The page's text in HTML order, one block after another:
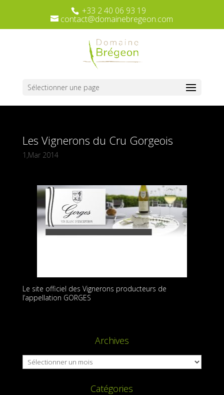
+33 2 40 06 93 19
contact@domainebregeon.com
Sélectionner une page
Les Vignerons du Cru Gorgeois
1,Mar 2014
Le site officiel des Vignerons producteurs de
l’appellation GORGES
Archives
Archives
Catégories